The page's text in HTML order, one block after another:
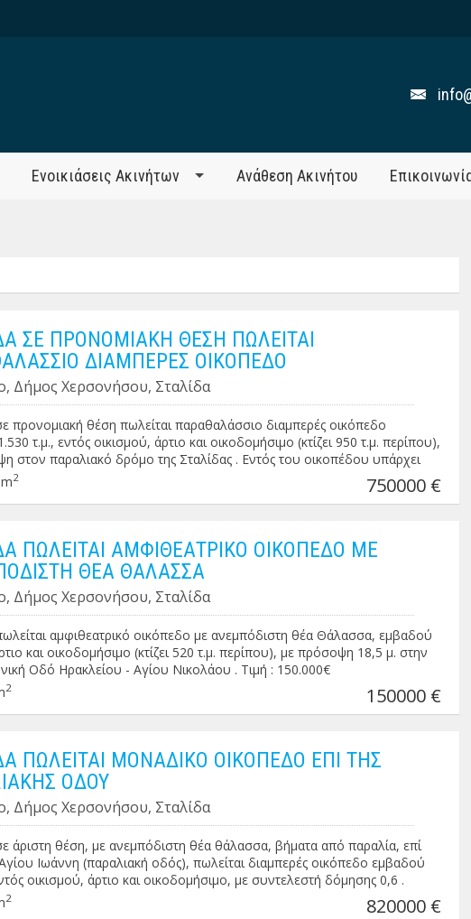
Ενοικιάσεις Ακινήτων Ανάθεση Ακινήτου
ΣΕ ΠΡΟΝΟΜΙΑΚΗ ΘΕΣΗ ΠΩΛΕΙΤΑΙ
ΔΙΑΜΠΕΡΕΣ ΟΙΚΟΠΕΔΟ
Δήμος Χερσονήσου, Σταλίδα
προνομιακή θέση πωλείται παραθαλάσσιο διαμπερές οικόπεδο
τ.μ., εντός οικισμού, άρτιο και οικοδομήσιμο (κτίζει 950 τ.μ. περίπου),
στον παραλιακό δρόμο της Σταλίδας . Εντός του οικοπέδου υπάρχει
πηγάδι . Τιμή: 750.000€
2 750000 €
ΠΩΛΕΙΤΑΙ ΑΜΦΙΘΕΑΤΡΙΚΟ ΟΙΚΟΠΕΔΟ ΜΕ
ΘΕΑ ΘΑΛΑΣΣΑ
Δήμος Χερσονήσου, Σταλίδα
αμφιθεατρικό οικόπεδο με ανεμπόδιστη θέα Θάλασσα, εμβαδού
και οικοδομήσιμο (κτίζει 520 τ.μ. περίπου), με πρόσοψη 18,5 μ. στην
Οδό Ηρακλείου - Αγίου Νικολάου . Τιμή : 150.000€
2 150000 €
ΠΩΛΕΙΤΑΙ ΜΟΝΑΔΙΚΟ ΟΙΚΟΠΕΔΟ ΕΠΙ ΤΗΣ
ΟΔΟΥ
Δήμος Χερσονήσου, Σταλίδα
άριστη θέση, με ανεμπόδιστη θέα θάλασσα, βήματα από παραλία, επί
Ιωάννη (παραλιακή οδός), πωλείται διαμπερές οικόπεδο εμβαδού
οικισμού, άρτιο και οικοδομήσιμο, με συντελεστή δόμησης 0,6 .
για οποιαδήποτε χρήση . Τιμή : 820.000€
2 820000 €